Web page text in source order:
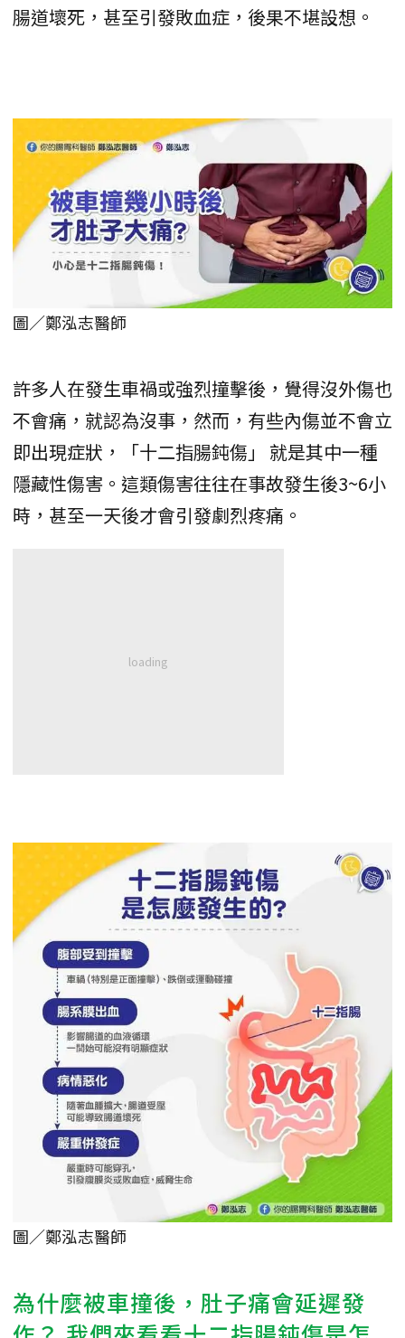
腸道壞死，甚至引發敗血症，後果不堪設想。
圖／鄭泓志醫師
許多人在發生車禍或強烈撞擊後，覺得沒外傷也
不會痛，就認為沒事，然而，有些內傷並不會立
即出現症狀，「十二指腸鈍傷」 就是其中一種
隱藏性傷害。這類傷害往往在事故發生後3~6小
時，甚至一天後才會引發劇烈疼痛。
圖／鄭泓志醫師
為什麼被車撞後，肚子痛會延遲發